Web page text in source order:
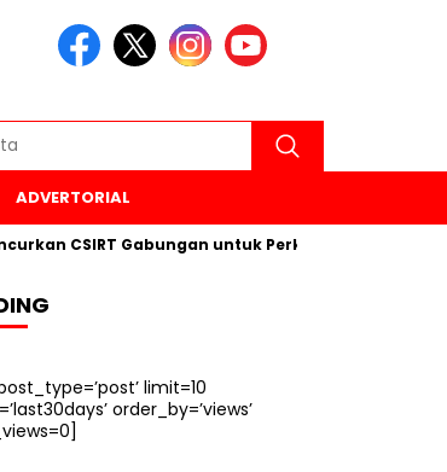
ADVERTORIAL
CSIRT Gabungan untuk Perkuat Keamanan Siber di
limit=10
order_by=’views’